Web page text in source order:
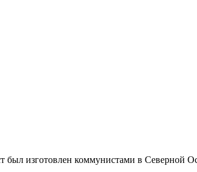
изготовлен коммунистами в Северной